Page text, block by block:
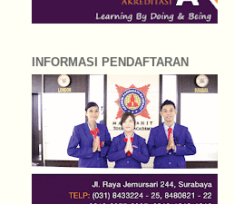
INFORMASI PENDAFTARAN